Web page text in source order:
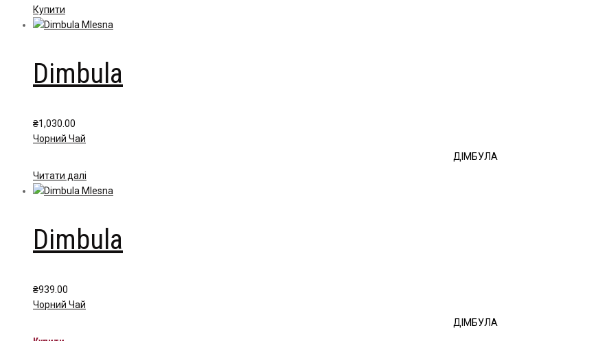
Купити
товар
варіантів.
Параметри
на
сторінці
Dimbula
₴1,030.00
Чорний Чай
ДІМБУЛА
Читати далі
Dimbula
₴939.00
Чорний Чай
ДІМБУЛА